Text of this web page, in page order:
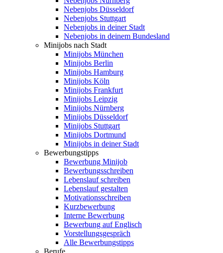
Nebenjobs Düsseldorf
Nebenjobs Stuttgart
Nebenjobs in deiner Stadt
Nebenjobs in deinem Bundesland
Minijobs nach Stadt
Minijobs München
Minijobs Berlin
Minijobs Hamburg
Minijobs Köln
Minijobs Frankfurt
Minijobs Leipzig
Minijobs Nürnberg
Minijobs Düsseldorf
Minijobs Stuttgart
Minijobs Dortmund
Minijobs in deiner Stadt
Bewerbungstipps
Bewerbung Minijob
Bewerbungsschreiben
Lebenslauf schreiben
Lebenslauf gestalten
Motivationsschreiben
Kurzbewerbung
Interne Bewerbung
Bewerbung auf Englisch
Vorstellungsgespräch
Alle Bewerbungstipps
Berufe